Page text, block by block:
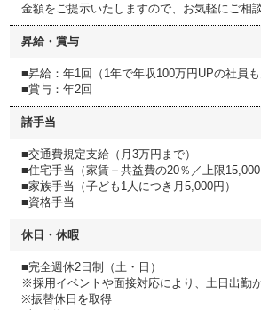
金額をご提示いたしますので、お気軽にご相
昇給・賞与
■昇給：年1回（1年で年収100万円UPの社員も
■賞与：年2回
諸手当
■交通費規定支給（月3万円まで）
■住宅手当（家賃＋共益費の20％／上限15,000
■家族手当（子ども1人につき月5,000円）
■資格手当
休日・休暇
■完全週休2日制（土・日）
※採用イベントや面接対応により、土日出勤
※振替休日を取得